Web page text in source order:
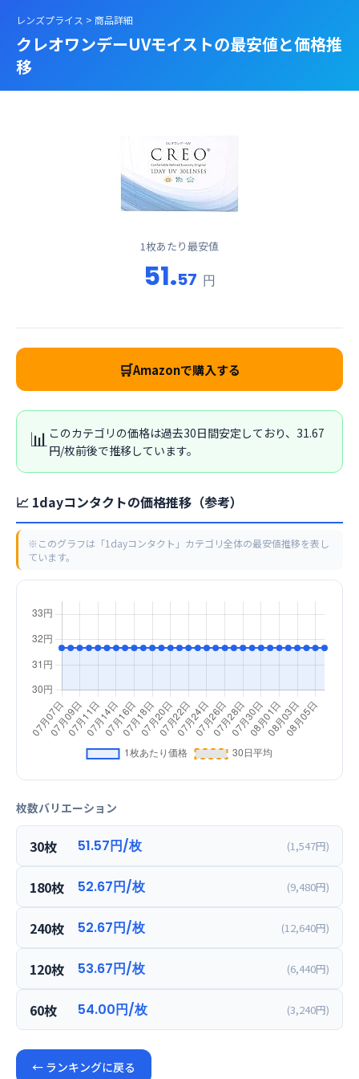
レンズプライス > 商品詳細
クレオワンデーUVモイストの最安値と価格推
移
1枚あたり最安値
51.57 円
🛒Amazonで購入する
📊 このカテゴリの価格は過去30日間安定しており、31.67
円/枚前後で推移しています。
📈 1dayコンタクトの価格推移（参考）
※このグラフは「1dayコンタクト」カテゴリ全体の最安値推移を表し
ています。
枚数バリエーション
30枚 51.57円/枚 (1,547円)
180枚 52.67円/枚 (9,480円)
240枚 52.67円/枚 (12,640円)
120枚 53.67円/枚 (6,440円)
60枚 54.00円/枚 (3,240円)
← ランキングに戻る